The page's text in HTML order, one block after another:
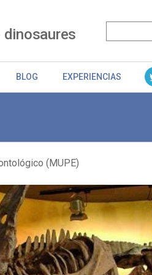
dinosaures
BLOG EXPERIENCIAS
(MUPE)